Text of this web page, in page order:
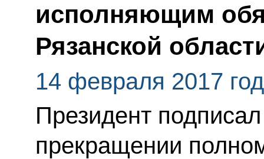
исполняющим
Рязанской
14 февраля 2017
Президент
прекращении